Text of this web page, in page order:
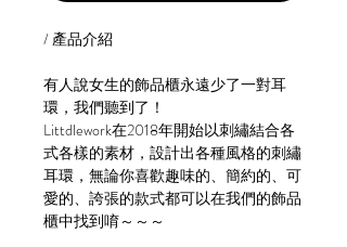
/ 產品介紹
有人說女生的飾品櫃永遠少了一對耳
環，我們聽到了！
Littdlework在2018年開始以刺繡結合各
式各樣的素材，設計出各種風格的刺繡
耳環，無論你喜歡趣味的、簡約的、可
愛的、誇張的款式都可以在我們的飾品
櫃中找到唷～～～